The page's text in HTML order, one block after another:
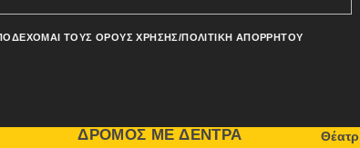
ΤΟΥΣ ΌΡΟΥΣ ΧΡΉΣΗΣ/ΠΟΛΙΤΙΚΉ ΑΠΟΡΡΉΤΟΥ
ΔΡΌΜΟΣ ΜΕ ΔΈΝΤΡΑ